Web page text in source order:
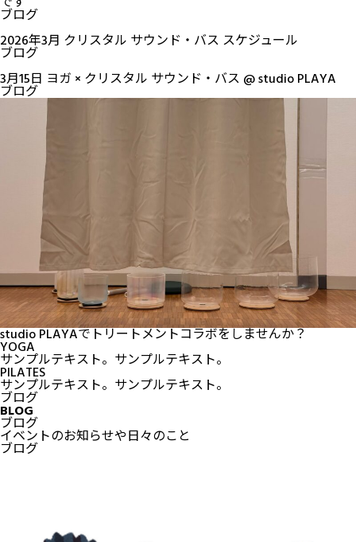
ブログ
2026年3月 クリスタル サウンド・バス スケジュール
ブログ
3月15日 ヨガ × クリスタル サウンド・バス @ studio PLAYA
ブログ
studio PLAYAでトリートメントコラボをしませんか？
YOGA
サンプルテキスト。サンプルテキスト。
PILATES
サンプルテキスト。サンプルテキスト。
ブログ
BLOG
ブログ
イベントのお知らせや日々のこと
ブログ